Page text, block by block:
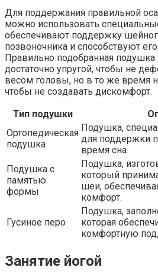
Для поддержания правильной
можно использовать
обеспечивают поддержку
позвоночника и способствуют
Правильно подобранная
достаточно упругой, чтобы не
весом головы, но в то же время
чтобы не создавать дискомфорт.
Тип подушки
Ортопедическая
подушка
Подушка,
для поддержки
время сна.
Подушка с
памятью
формы
Подушка,
который
шеи,
комфорт.
Гусиное перо
Подушка,
которая
комфортную
Занятие йогой